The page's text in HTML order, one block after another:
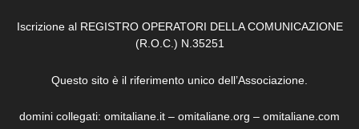
Iscrizione al REGISTRO OPERATORI DELLA COMUNICAZIONE
(R.O.C.) N.35251
Questo sito è il riferimento unico dell’Associazione.
domini collegati: omitaliane.it – omitaliane.org – omitaliane.com